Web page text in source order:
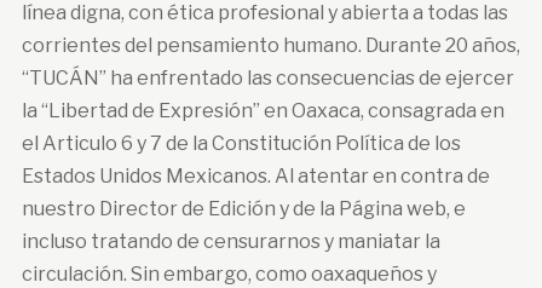
línea digna, con ética profesional y abierta a todas las
corrientes del pensamiento humano. Durante 20 años,
“TUCÁN” ha enfrentado las consecuencias de ejercer
la “Libertad de Expresión” en Oaxaca, consagrada en
el Articulo 6 y 7 de la Constitución Política de los
Estados Unidos Mexicanos. Al atentar en contra de
nuestro Director de Edición y de la Página web, e
incluso tratando de censurarnos y maniatar la
circulación. Sin embargo, como oaxaqueños y